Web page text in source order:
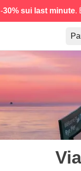
30% sui last minute.